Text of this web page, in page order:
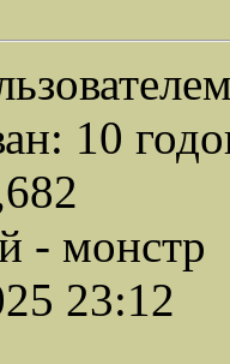
10
- монстр
23:12